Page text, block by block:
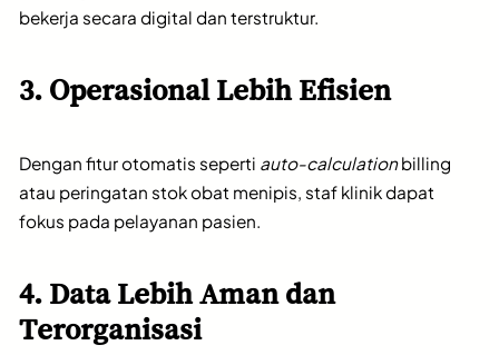
bekerja secara digital dan terstruktur.
3. Operasional Lebih Efisien
Dengan fitur otomatis seperti auto-calculationbilling
atau peringatan stok obat menipis, staf klinik dapat
fokus pada pelayanan pasien.
4. Data Lebih Aman dan
Terorganisasi